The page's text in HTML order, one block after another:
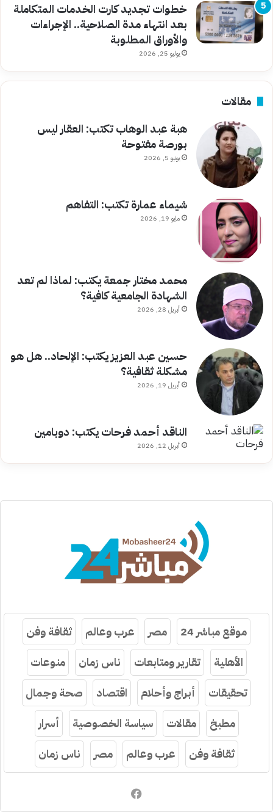
خطوات تجديد كارت الخدمات المتكاملة
بعد انتهاء مدة الصلاحية.. الإجراءات
والأوراق المطلوبة
يوليو 25, 2026
مقالات
هبة عبد الوهاب تكتب: العقار ليس
بورصة مفتوحة
يونيو 5, 2026
شيماء عمارة تكتب: التفاهم
مايو 19, 2026
محمد مختار جمعة يكتب: لماذا لم تعد
الشهادة الجامعية كافية؟
أبريل 28, 2026
حسين عبد العزيز يكتب: الإلحاد.. هل هو
مشكلة ثقافية؟
أبريل 19, 2026
الناقد أحمد فرحات يكتب: دوبامين
أبريل 12, 2026
موقع مباشر 24 مصر عرب وعالم
ثقافة وفن
الأهلية
تقارير ومتابعات ناس زمان
منوعات
تحقيقات
أبراج وأحلام اقتصاد
صحة وجمال
مطبخ
مقالات سياسة الخصوصية
أسرار
ثقافة وفن
عرب وعالم مصر ناس زمان
فيسبوك